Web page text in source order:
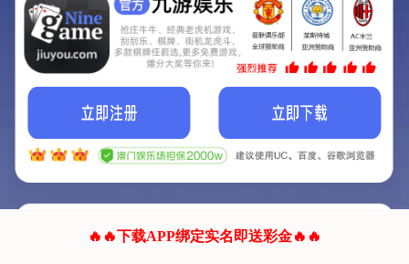
联系我们!